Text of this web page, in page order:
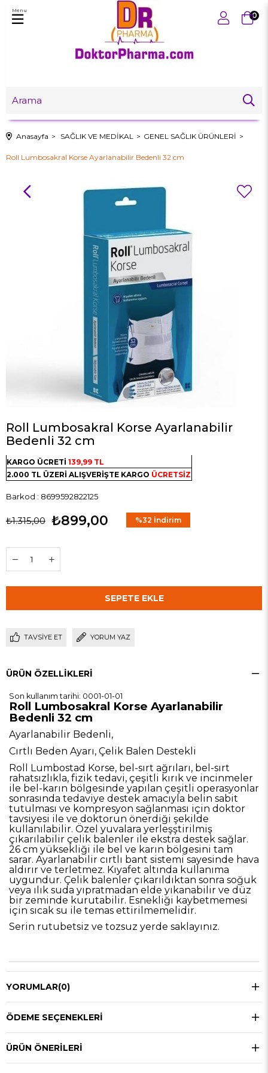
0
Menu
Anasayfa SAĞLIK VE MEDİKAL GENEL SAĞLIK ÜRÜNLERİ
Roll Lumbosakral Korse Ayarlanabilir Bedenli 32 cm
Roll Lumbosakral Korse Ayarlanabilir
Bedenli 32 cm
KARGO ÜCRETİ139,99 TL
2.000 TL ÜZERİ ALIŞVERİŞTE KARGO ÜCRETSİZ
Barkod : 8699592822125
₺1.315,00 ₺899,00 %32 İndirim
TAVSIYE ET YORUM YAZ
ÜRÜN ÖZELLIKLERI
Son kullanım tarihi: 0001-01-01
Roll Lumbosakral Korse Ayarlanabilir
Bedenli 32 cm
Ayarlanabilir Bedenli,
Cırtlı Beden Ayarı, Çelik Balen Destekli
Roll Lumbostad Korse, bel-sırt ağrıları, bel-sırt
rahatsızlıkla, fizik tedavi, çeşitli kırık ve incinmeler
ile bel-karın bölgesinde yapılan çeşitli operasyonlar
sonrasında tedaviye destek amacıyla belin sabit
tutulması ve kompresyon sağlanması için doktor
tavsiyesi ile ve doktorun önerdiği şekilde
kullanılabilir. Özel yuvalara yerleşştirilmiş
çıkarılabilir çelik balenler ile ekstra destek sağlar.
26 cm yüksekliği ile bel ve karın bölgesini tam
sarar. Ayarlanabilir cırtlı bant sistemi sayesinde hava
aldırır ve terletmez. Kıyafet altında kullanıma
uygundur. Çelik balenler çıkarıldıktan sonra soğuk
veya ılık suda yıpratmadan elde yıkanabilir ve düz
bir zeminde kurutabilir. Esnekliği kaybetmemesi
için sıcak su ile temas ettirilmemelidir.
Serin rutubetsiz ve tozsuz yerde saklayınız.
YORUMLAR(0)
ÖDEME SEÇENEKLERI
ÜRÜN ÖNERILERI